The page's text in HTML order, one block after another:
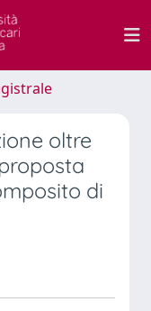
oltre
di